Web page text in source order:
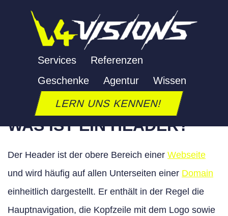
Services
Referenzen
Geschenke
Agentur Wissen
LERN UNS KENNEN!
HEADER
Letzte Aktualisierung: 24. September 2025
WAS IST EIN HEADER?
Der Header ist der obere Bereich einer Webseite
und wird häufig auf allen Unterseiten einer Domain
einheitlich dargestellt. Er enthält in der Regel die
Hauptnavigation, die Kopfzeile mit dem Logo sowie